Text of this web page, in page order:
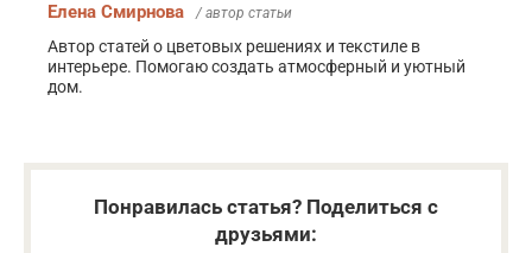
Елена Смирнова / автор статьи
Автор статей о цветовых решениях и текстиле в
интерьере. Помогаю создать атмосферный и уютный
дом.
Понравилась статья? Поделиться с
друзьями: